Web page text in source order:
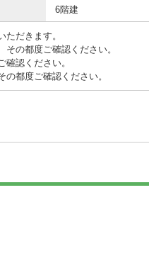
6階建
だきます。
の都度ご確認ください。
認ください。
都度ご確認ください。